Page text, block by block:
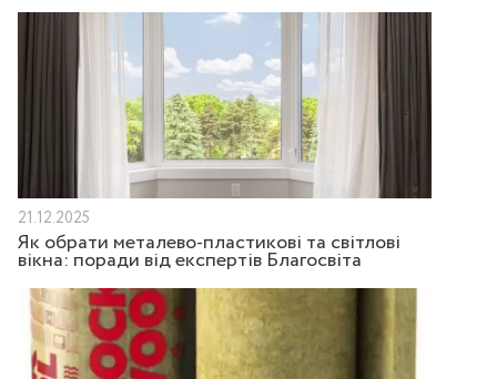
21.12.2025
Як обрати металево-пластикові та світлові
вікна: поради від експертів Благосвіта